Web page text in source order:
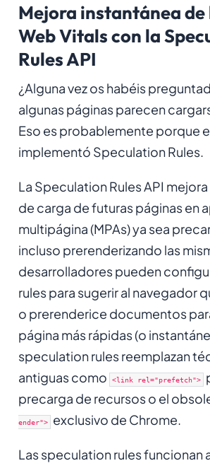
Mejora instantánea de
Web Vitals con la
Rules API
¿Alguna vez os habéis
algunas páginas parecen
Eso es probablemente porque
implementó Speculation Rules.
La Speculation Rules API
de carga de futuras páginas en
multipágina (MPAs) ya sea
incluso prerenderizando las
desarrolladores pueden
rules para sugerir al navegador
o prerenderice documentos
página más rápidas (o
speculation rules reemplazan
antiguas como
<link rel="prefetch">
precarga de recursos o el
ender"> exclusivo de Chrome.
Las speculation rules funcionan